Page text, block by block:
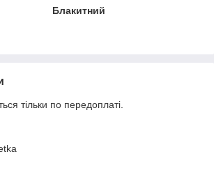
Блакитний
тільки по передоплаті.